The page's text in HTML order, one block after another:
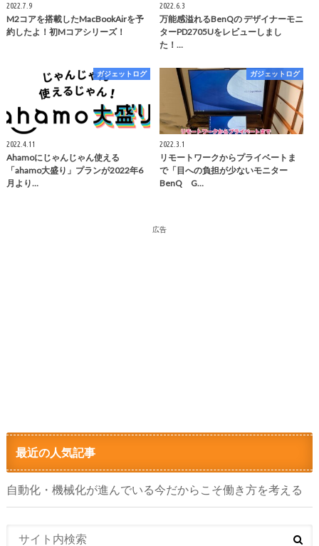
2022.7.9
M2コアを搭載したMacBookAirを予
約したよ！初Mコアシリーズ！
2022.6.3
万能感溢れるBenQの デザイナーモニ
ターPD2705Uをレビューしまし
た！…
ガジェットログ
2022.4.11
Ahamoにじゃんじゃん使える
「ahamo大盛り」プランが2022年6
月より…
ガジェットログ
2022.3.1
リモートワークからプライベートま
で「目への負担が少ないモニター
BenQ G…
広告
最近の人気記事
自動化・機械化が進んでいる今だからこそ働き方を考える